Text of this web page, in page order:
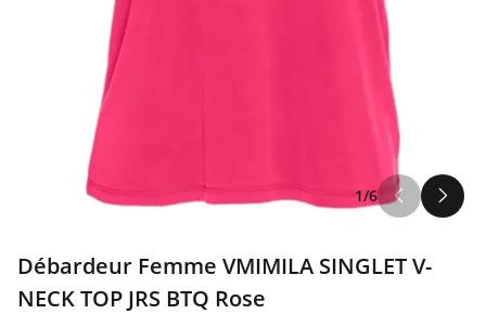
1/6
Débardeur Femme VMIMILA SINGLET V-
NECK TOP JRS BTQ Rose